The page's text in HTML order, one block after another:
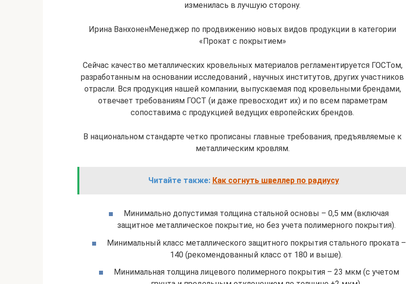
изменилась в лучшую сторону.
Ирина ВанхоненМенеджер по продвижению новых видов продукции в категории
«Прокат с покрытием»
Сейчас качество металлических кровельных материалов регламентируется ГОСТом,
разработанным на основании исследований , научных институтов, других участников
отрасли. Вся продукция нашей компании, выпускаемая под кровельными брендами,
отвечает требованиям ГОСТ (и даже превосходит их) и по всем параметрам
сопоставима с продукцией ведущих европейских брендов.
В национальном стандарте четко прописаны главные требования, предъявляемые к
металлическим кровлям.
Читайте также: Как согнуть швеллер по радиусу
Минимально допустимая толщина стальной основы – 0,5 мм (включая
защитное металлическое покрытие, но без учета полимерного покрытия).
Минимальный класс металлического защитного покрытия стального проката –
140 (рекомендованный класс от 180 и выше).
Минимальная толщина лицевого полимерного покрытия – 23 мкм (с учетом